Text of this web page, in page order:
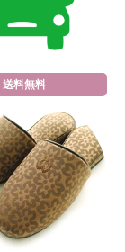
送料無料